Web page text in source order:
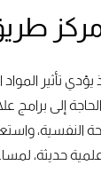
تأثير
إلى
حديثة،